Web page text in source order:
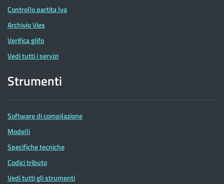
Controllo partita Iva
Archivio Vies
Verifica glifo
Vedi tutti i servizi
Strumenti
Software di compilazione
Modelli
Specifiche tecniche
Codici tributo
Vedi tutti gli strumenti